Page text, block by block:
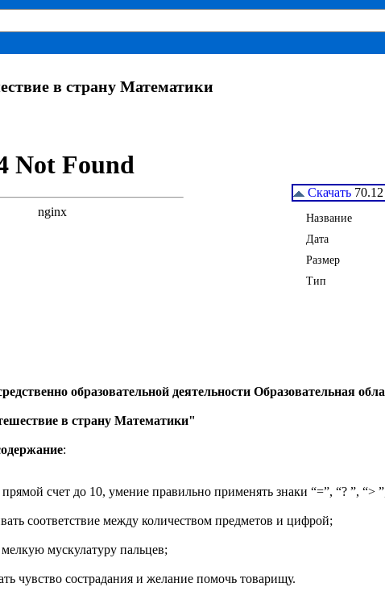
в страну Математики
Скачать
Название
Дата
Размер
Тип
образовательной деятельности Образовательная
в страну Математики"
:
прямой счет до 10, умение правильно применять знаки “=”, “? ”, “>
соответствие между количеством предметов и цифрой;
мелкую мускулатуру пальцев;
чувство сострадания и желание помочь товарищу.